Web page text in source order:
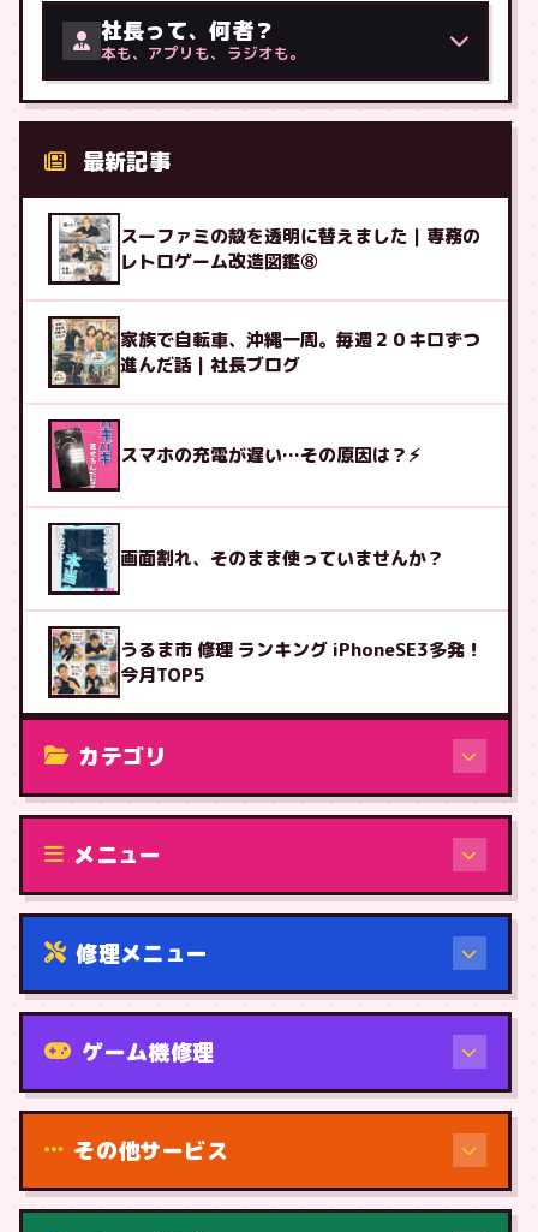
社長って、何者？
本も、アプリも、ラジオも。
最新記事
スーファミの殻を透明に替えました｜専務の
レトロゲーム改造図鑑⑧
家族で自転車、沖縄一周。毎週２０キロずつ
進んだ話｜社長ブログ
スマホの充電が遅い…その原因は？⚡
画面割れ、そのまま使っていませんか？
うるま市 修理 ランキング iPhoneSE3多発！
今月TOP5
カテゴリ
修理（機種から）
メニュー
修理メニュー
機種から
ゲーム機修理
その他サービス